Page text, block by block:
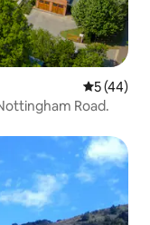
5 (44)
Road.